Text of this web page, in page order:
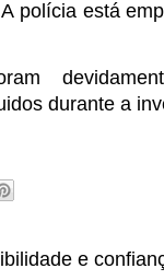
polícia está
durante a
e